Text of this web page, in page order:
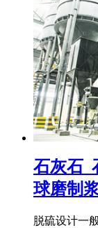
石灰石_
球磨制
脱硫设计一